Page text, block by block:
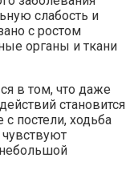
слабость и
с ростом
органы и ткани
в том, что даже
становится
постели, ходьба